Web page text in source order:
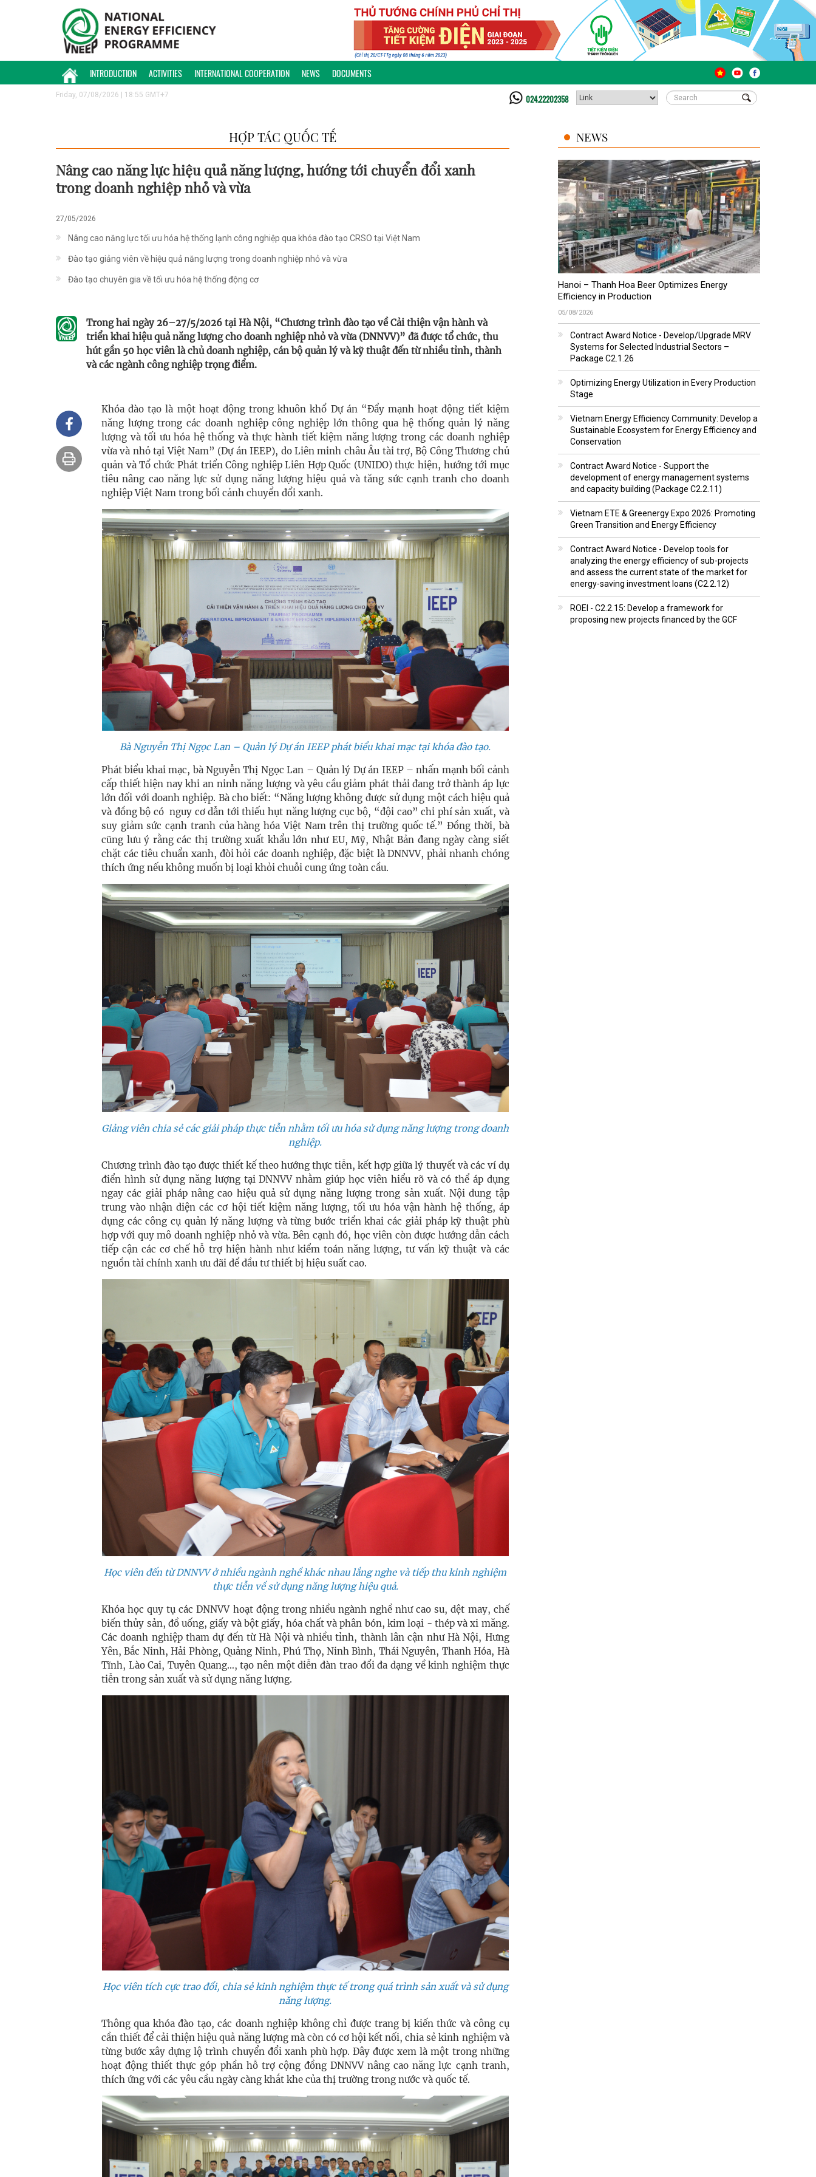
INTRODUCTION ACTIVITIES INTERNATIONAL COOPERATION NEWS DOCUMENTS
Friday, 07/08/2026 | 18:55 GMT+7 024.22202358
HỢP TÁC QUỐC TẾ
Nâng cao năng lực hiệu quả năng lượng, hướng tới chuyển đổi xanh
trong doanh nghiệp nhỏ và vừa
27/05/2026
Nâng cao năng lực tối ưu hóa hệ thống lạnh công nghiệp qua khóa đào tạo CRSO tại Việt Nam
Đào tạo giảng viên về hiệu quả năng lượng trong doanh nghiệp nhỏ và vừa
Đào tạo chuyên gia về tối ưu hóa hệ thống động cơ
Trong hai ngày 26–27/5/2026 tại Hà Nội, “Chương trình đào tạo về Cải thiện vận hành và
triển khai hiệu quả năng lượng cho doanh nghiệp nhỏ và vừa (DNNVV)” đã được tổ chức, thu
hút gần 50 học viên là chủ doanh nghiệp, cán bộ quản lý và kỹ thuật đến từ nhiều tỉnh, thành
và các ngành công nghiệp trọng điểm.
Khóa đào tạo là một hoạt động trong khuôn khổ Dự án “Đẩy mạnh hoạt động tiết kiệm
năng lượng trong các doanh nghiệp công nghiệp lớn thông qua hệ thống quản lý năng
lượng và tối ưu hóa hệ thống và thực hành tiết kiệm năng lượng trong các doanh nghiệp
vừa và nhỏ tại Việt Nam” (Dự án IEEP), do Liên minh châu Âu tài trợ, Bộ Công Thương chủ
quản và Tổ chức Phát triển Công nghiệp Liên Hợp Quốc (UNIDO) thực hiện, hướng tới mục
tiêu nâng cao năng lực sử dụng năng lượng hiệu quả và tăng sức cạnh tranh cho doanh
nghiệp Việt Nam trong bối cảnh chuyển đổi xanh.
Bà Nguyễn Thị Ngọc Lan – Quản lý Dự án IEEP phát biểu khai mạc tại khóa đào tạo.
Phát biểu khai mạc, bà Nguyễn Thị Ngọc Lan – Quản lý Dự án IEEP – nhấn mạnh bối cảnh
cấp thiết hiện nay khi an ninh năng lượng và yêu cầu giảm phát thải đang trở thành áp lực
lớn đối với doanh nghiệp. Bà cho biết: “Năng lượng không được sử dụng một cách hiệu quả
và đồng bộ có nguy cơ dẫn tới thiếu hụt năng lượng cục bộ, “đội cao” chi phí sản xuất, và
suy giảm sức cạnh tranh của hàng hóa Việt Nam trên thị trường quốc tế.” Đồng thời, bà
cũng lưu ý rằng các thị trường xuất khẩu lớn như EU, Mỹ, Nhật Bản đang ngày càng siết
chặt các tiêu chuẩn xanh, đòi hỏi các doanh nghiệp, đặc biệt là DNNVV, phải nhanh chóng
thích ứng nếu không muốn bị loại khỏi chuỗi cung ứng toàn cầu.
Giảng viên chia sẻ các giải pháp thực tiễn nhằm tối ưu hóa sử dụng năng lượng trong doanh
nghiệp.
Chương trình đào tạo được thiết kế theo hướng thực tiễn, kết hợp giữa lý thuyết và các ví dụ
điển hình sử dụng năng lượng tại DNNVV nhằm giúp học viên hiểu rõ và có thể áp dụng
ngay các giải pháp nâng cao hiệu quả sử dụng năng lượng trong sản xuất. Nội dung tập
trung vào nhận diện các cơ hội tiết kiệm năng lượng, tối ưu hóa vận hành hệ thống, áp
dụng các công cụ quản lý năng lượng và từng bước triển khai các giải pháp kỹ thuật phù
hợp với quy mô doanh nghiệp nhỏ và vừa. Bên cạnh đó, học viên còn được hướng dẫn cách
tiếp cận các cơ chế hỗ trợ hiện hành như kiểm toán năng lượng, tư vấn kỹ thuật và các
nguồn tài chính xanh ưu đãi để đầu tư thiết bị hiệu suất cao.
Học viên đến từ DNNVV ở nhiều ngành nghề khác nhau lắng nghe và tiếp thu kinh nghiệm
thực tiễn về sử dụng năng lượng hiệu quả.
Khóa học quy tụ các DNNVV hoạt động trong nhiều ngành nghề như cao su, dệt may, chế
biến thủy sản, đồ uống, giấy và bột giấy, hóa chất và phân bón, kim loại - thép và xi măng.
Các doanh nghiệp tham dự đến từ Hà Nội và nhiều tỉnh, thành lân cận như Hà Nội, Hưng
Yên, Bắc Ninh, Hải Phòng, Quảng Ninh, Phú Thọ, Ninh Bình, Thái Nguyên, Thanh Hóa, Hà
Tĩnh, Lào Cai, Tuyên Quang…, tạo nên một diễn đàn trao đổi đa dạng về kinh nghiệm thực
tiễn trong sản xuất và sử dụng năng lượng.
Học viên tích cực trao đổi, chia sẻ kinh nghiệm thực tế trong quá trình sản xuất và sử dụng
năng lượng.
Thông qua khóa đào tạo, các doanh nghiệp không chỉ được trang bị kiến thức và công cụ
cần thiết để cải thiện hiệu quả năng lượng mà còn có cơ hội kết nối, chia sẻ kinh nghiệm và
từng bước xây dựng lộ trình chuyển đổi xanh phù hợp. Đây được xem là một trong những
hoạt động thiết thực góp phần hỗ trợ cộng đồng DNNVV nâng cao năng lực cạnh tranh,
thích ứng với các yêu cầu ngày càng khắt khe của thị trường trong nước và quốc tế.
NEWS
Hanoi – Thanh Hoa Beer Optimizes Energy
Efficiency in Production
05/08/2026
Contract Award Notice - Develop/Upgrade MRV
Systems for Selected Industrial Sectors –
Package C2.1.26
Optimizing Energy Utilization in Every Production
Stage
Vietnam Energy Efficiency Community: Develop a
Sustainable Ecosystem for Energy Efficiency and
Conservation
Contract Award Notice - Support the
development of energy management systems
and capacity building (Package C2.2.11)
Vietnam ETE & Greenergy Expo 2026: Promoting
Green Transition and Energy Efficiency
Contract Award Notice - Develop tools for
analyzing the energy efficiency of sub-projects
and assess the current state of the market for
energy-saving investment loans (C2.2.12)
ROEI - C2.2.15: Develop a framework for
proposing new projects financed by the GCF